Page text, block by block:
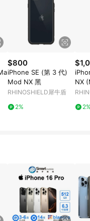
$800
iPhone SE (第 3 代)
Mod NX 黑
RHINOSHIELD犀牛盾
2%
NX